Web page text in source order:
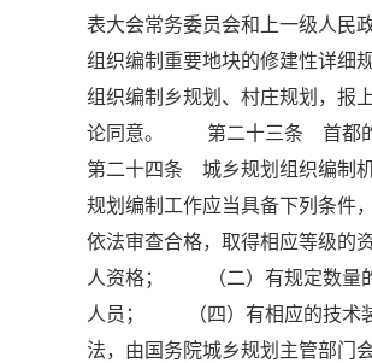
表大会常务委员会和上一级人
组织编制重要地块的修建性详
组织编制乡规划、村庄规划，报
论同意。 第二十三条 首都的
第二十四条 城乡规划组织编制
规划编制工作应当具备下列条件
依法审查合格，取得相应等级
人资格； （二）有规定数量
人员； （四）有相应的技术
法，由国务院城乡规划主管部